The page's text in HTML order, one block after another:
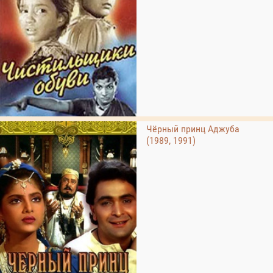
Чёрный принц Аджуба
(1989, 1991)